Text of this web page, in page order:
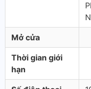
Mở cửa
Thời gian giới
hạn